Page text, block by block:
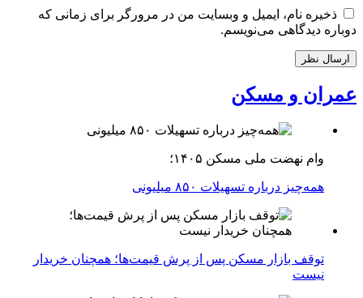
ذخیره نام، ایمیل و وبسایت من در مرورگر برای زمانی که
دوباره دیدگاهی می‌نویسم.
عمران و مسکن
وام نهضت ملی مسکن ۱۴۰۵؛
همه‌چیز درباره تسهیلات ۸۵۰ میلیونی
توقف بازار مسکن پس از پرش قیمت‌ها؛ همچنان خریدار
نیست